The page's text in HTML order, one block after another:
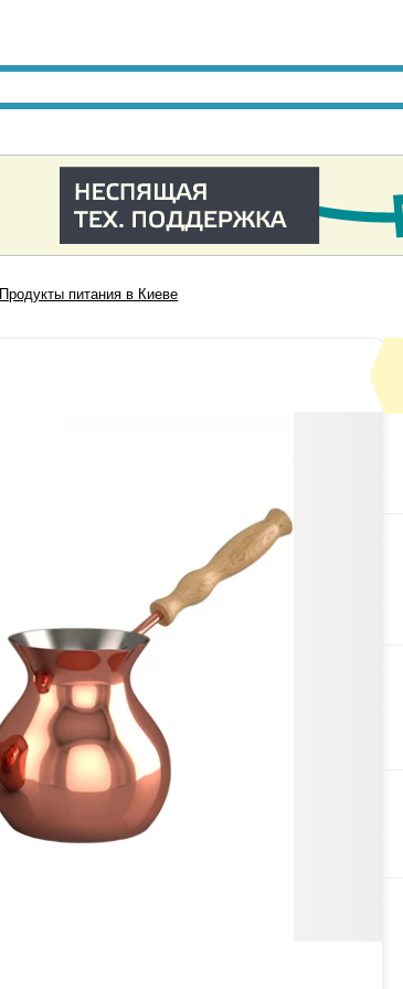
Продукты питания в Киеве